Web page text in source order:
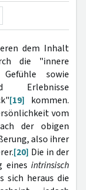
dem Inhalt
die "innere
sowie
Erlebnisse
[19] kommen.
vom
der obigen
also ihrer
[20] Die in der
eines intrinsisch
sich heraus die